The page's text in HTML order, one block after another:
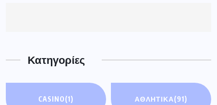
Κατηγορίες
CASINO(1) ΑΘΛΗΤΙΚΆ(91)